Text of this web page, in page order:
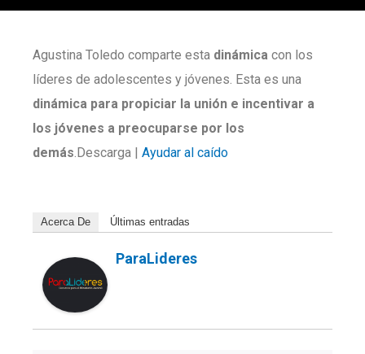
Agustina Toledo comparte esta dinámica con los
líderes de adolescentes y jóvenes. Esta es una
dinámica para propiciar la unión e incentivar a
los jóvenes a preocuparse por los
demás.Descarga | Ayudar al caído
Acerca De Últimas entradas
ParaLideres